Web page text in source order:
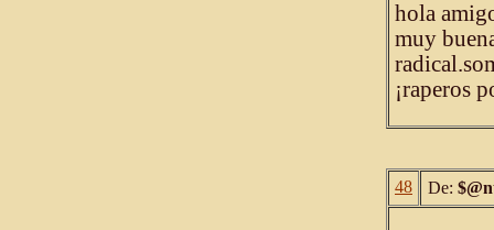
hola
muy
¡raperos
48 De: